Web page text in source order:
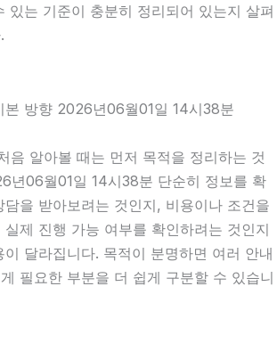
있는 기준이 충분히 정리되어 있는지 살펴
본 방향 2026년06월01일 14시38분
음 알아볼 때는 먼저 목적을 정리하는 것
년06월01일 14시38분 단순히 정보를 확
담을 받아보려는 것인지, 비용이나 조건을
제 진행 가능 여부를 확인하려는 것인지
달라집니다. 목적이 분명하면 여러 안내
필요한 부분을 더 쉽게 구분할 수 있습니